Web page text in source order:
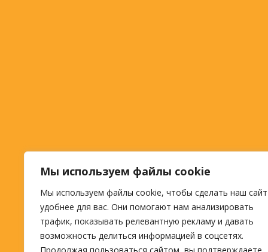
Мы используем файлы cookie
Мы используем файлы cookie, чтобы сделать наш сайт
удобнее для вас. Они помогают нам анализировать
трафик, показывать релевантную рекламу и давать
возможность делиться информацией в соцсетях.